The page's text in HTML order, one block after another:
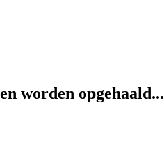
worden opgehaald...